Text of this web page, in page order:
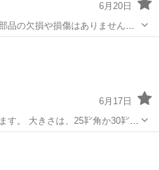
6月20日
品の欠損や損傷はありません。
変更も可能です。 賃貸でパナソ
ましたが、その直ぐ後に引越し
...
6月17日
す。 大きさは、25㌢角か30㌢角
他